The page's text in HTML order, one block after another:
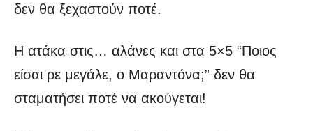
δεν θα ξεχαστούν ποτέ.
Η ατάκα στις… αλάνες και στα 5×5 “Ποιος
είσαι ρε μεγάλε, ο Μαραντόνα;” δεν θα
σταματήσει ποτέ να ακούγεται!